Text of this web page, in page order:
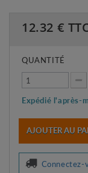
12.32 €
QUANTITÉ
Expédié l'après-
AJOUTER AU
Connectez-